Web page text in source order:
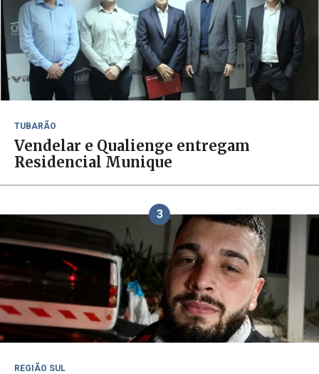
TUBARÃO
Vendelar e Qualienge entregam
Residencial Munique
3
REGIÃO SUL